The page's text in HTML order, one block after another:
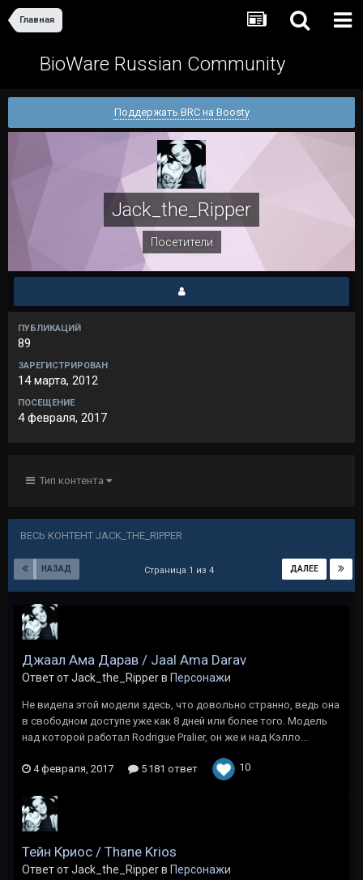
Главная
BioWare Russian Community
Поддержать BRC на Boosty
Jack_the_Ripper
Посетители
ПУБЛИКАЦИЙ
89
ЗАРЕГИСТРИРОВАН
14 марта, 2012
ПОСЕЩЕНИЕ
4 февраля, 2017
Тип контента
ВЕСЬ КОНТЕНТ JACK_THE_RIPPER
НАЗАД ДАЛЕЕ
Страница 1 из 4
Джаал Ама Дарав / Jaal Ama Darav
Ответ от Jack_the_Ripper в Персонажи
Не видела этой модели здесь, что довольно странно, ведь она
в свободном доступе уже как 8 дней или более того. Модель
над которой работал Rodrigue Pralier, он же и над Кэлло...
4 февраля, 2017 5 181 ответ 10
Тейн Криос / Thane Krios
Ответ от Jack_the_Ripper в Персонажи